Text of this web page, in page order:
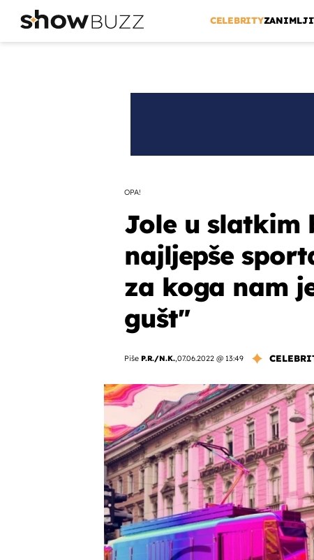
CELEBRITY
OPA!
Jole u slatkim
najljepše
za koga nam
gušt"
Piše P.R./N.K.,07.06.2022 @ 13:49